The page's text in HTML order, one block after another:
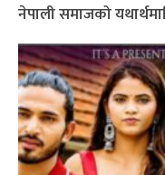
नेपाली समाजको